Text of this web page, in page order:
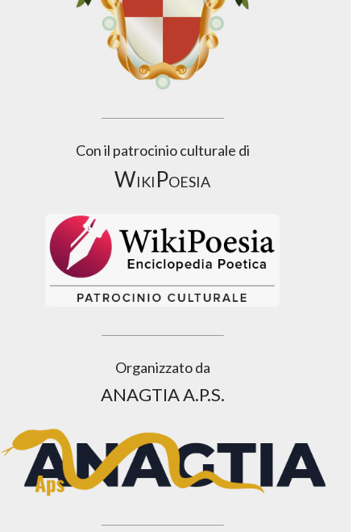
Con il patrocinio culturale di
WikiPoesia
Organizzato da
ANAGTIA A.P.S.